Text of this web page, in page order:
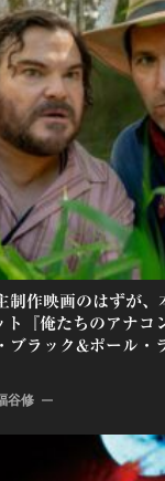
制作映画のはずが
ト『俺たちのアナコ
ブラック&ポール・
谷修